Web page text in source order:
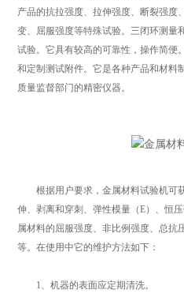
产品的抗拉强度、拉伸强度、断裂强度
变、屈服强度等特殊试验。三闭环测量
试验。它具有较高的可靠性，操作简便
和定制测试附件。它是各种产品和材料
质量监督部门的精密仪器。
根据用户要求，金属材料试验机可
伸、剥离和穿刺、弹性模量（E）、恒
属材料的屈服强度、非比例强度、总抗
等。在使用中它的维护方法如下：
1、机器的表面应定期清洗。